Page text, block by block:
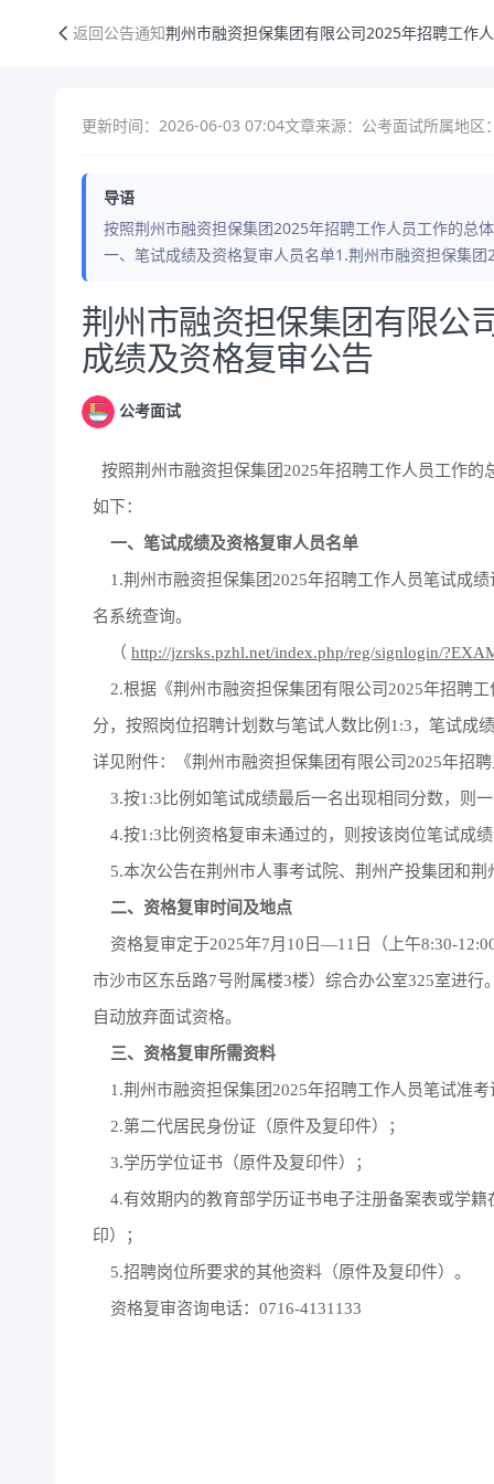
返回公告通知荆州市融资担保集团有限公司2025年招聘工作
更新时间：2026-06-03 07:04文章来源：公考面试所属地区
导语
按照荆州市融资担保集团2025年招聘工作人员工作的总
一、笔试成绩及资格复审人员名单1.荆州市融资担保集
公告正文
荆州市融资担保集团有限公
成绩及资格复审公告
公考面试
按照荆州市融资担保集团2025年招聘工作人员工作
如下：
一、笔试成绩及资格复审人员名单
1.荆州市融资担保集团2025年招聘工作人员笔试成
名系统查询。
（ http://jzrsks.pzhl.net/index.php/reg/signlogin/
2.根据《荆州市融资担保集团有限公司2025年招聘
分，按照岗位招聘计划数与笔试人数比例1:3，笔试成
详见附件：《荆州市融资担保集团有限公司2025年招
3.按1:3比例如笔试成绩最后一名出现相同分数，则
4.按1:3比例资格复审未通过的，则按该岗位笔试成
5.本次公告在荆州市人事考试院、荆州产投集团和荆
二、资格复审时间及地点
资格复审定于2025年7月10日—11日（上午8:30-
市沙市区东岳路7号附属楼3楼）综合办公室325室进
自动放弃面试资格。
三、资格复审所需资料
1.荆州市融资担保集团2025年招聘工作人员笔试准
2.第二代居民身份证（原件及复印件）；
3.学历学位证书（原件及复印件）；
4.有效期内的教育部学历证书电子注册备案表或学
印）；
5.招聘岗位所要求的其他资料（原件及复印件）。
资格复审咨询电话：0716-4131133